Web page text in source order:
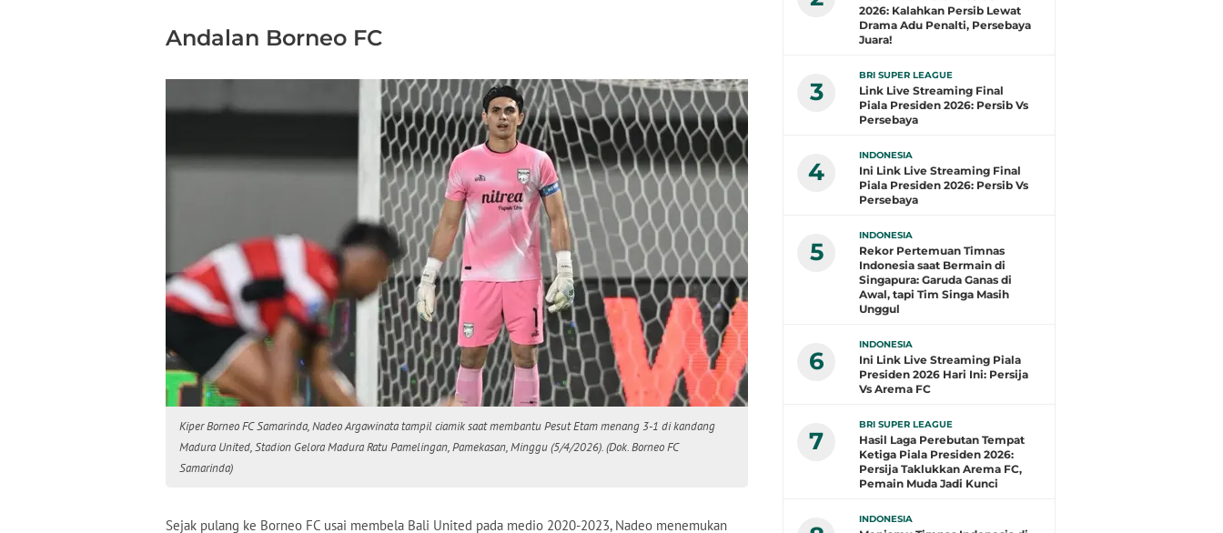
Andalan Borneo FC
Kiper Borneo FC Samarinda, Nadeo Argawinata tampil ciamik saat membantu Pesut Etam menang 3-1 di kandang
Madura United, Stadion Gelora Madura Ratu Pamelingan, Pamekasan, Minggu (5/4/2026). (Dok. Borneo FC
Samarinda)
Sejak pulang ke Borneo FC usai membela Bali United pada medio 2020-2023, Nadeo menemukan
2026: Kalahkan Persib Lewat
Drama Adu Penalti, Persebaya
Juara!
3
BRI SUPER LEAGUE
Link Live Streaming Final
Piala Presiden 2026: Persib Vs
Persebaya
4
INDONESIA
Ini Link Live Streaming Final
Piala Presiden 2026: Persib Vs
Persebaya
5
INDONESIA
Rekor Pertemuan Timnas
Indonesia saat Bermain di
Singapura: Garuda Ganas di
Awal, tapi Tim Singa Masih
Unggul
6
INDONESIA
Ini Link Live Streaming Piala
Presiden 2026 Hari Ini: Persija
Vs Arema FC
7
BRI SUPER LEAGUE
Hasil Laga Perebutan Tempat
Ketiga Piala Presiden 2026:
Persija Taklukkan Arema FC,
Pemain Muda Jadi Kunci
INDONESIA